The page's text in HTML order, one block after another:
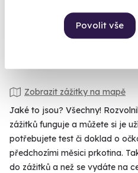
Povolit vše
4 990 Kč
Zobrazit zážitky na mapě
Jaké to jsou? Všechny!
zážitků funguje a můžete si je
potřebujete test či doklad o
předchozími měsici prkotina.
do zážitků a než se vydáte na